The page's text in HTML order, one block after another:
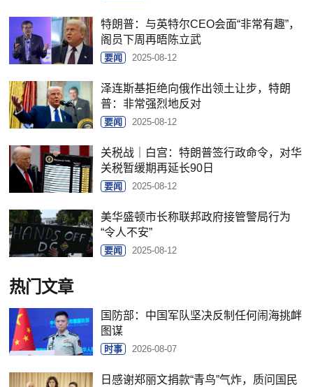
特朗普：与英特尔CEO会面“非常有趣”，
阁员下周再晤陈立武
要闻 2025-08-12
泽连斯基拒绝向俄作出领土让步，特朗
普：非常强烈地反对
要闻 2025-08-12
关税战｜白宫：特朗普签行政命令，对华
关税暂缓期再延长90日
要闻 2025-08-12
美华盛顿市长称联邦政府接管警局行为
“令人不安”
要闻 2025-08-12
热门文章
国防部：中国军队坚决反制任何闹海挑衅
图谋
时事 2026-08-07
日感谢郑丽文捐款“青鸟”气炸，质问国民